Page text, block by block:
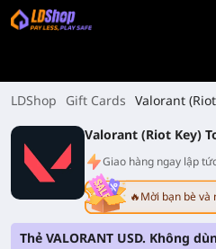
LDShop Gift Cards Valorant
Valorant (Riot Key)
Giao hàng ngay lập
🔥Mời bạn bè và
Thẻ VALORANT USD. Không